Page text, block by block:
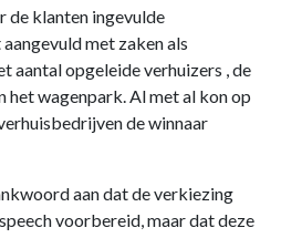
de klanten ingevulde
met zaken als
aantal opgeleide verhuizers , de
het wagenpark. Al met al kon op
de winnaar
aan dat de verkiezing
voorbereid, maar dat deze